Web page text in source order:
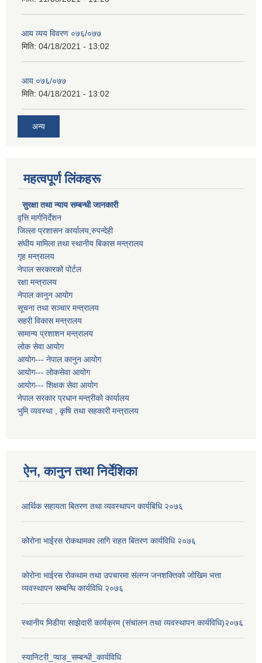
आय व्यय विवरण ०७६/०७७
मिति: 04/18/2021 - 13:02
आय ०७६/०७७
मिति: 04/18/2021 - 13:02
अन्य
महत्वपूर्ण लिंकहरू
सुरक्षा तथा न्याय सम्बन्धी जानकारी
वृत्ति मार्गनिर्देशन
जिल्ला प्रशासन कार्यालय,रुपन्देही
संघीय मामिला तथा स्थानीय बिकास मन्त्रालय
गृह मन्त्रालय
नेपाल सरकारको पोर्टल
रक्षा मन्त्रालय
नेपाल कानुन आयोग
सूचना तथा सञ्चार मन्त्रालय
सहरी विकास मन्त्रालय
सामान्य प्रशाशन मन्त्रालय
लोक सेवा आयोग
आयोग--- नेपाल कानुन आयोग
आयोग--- लोकसेवा आयोग
आयोग--- शिक्षक सेवा आयोग
नेपाल सरकार प्रधान मन्त्रीको कार्यालय
भुमि व्यवस्था , कृषि तथा सहकारी मन्त्रालय
ऐन, कानुन तथा निर्देशिका
आर्थिक सहायता बितरण तथा व्यवस्थापन कार्यबिधि २०७६
कोरोना भाईरस रोकथामका लागि राहत बितरण कार्यविधि २०७६
कोरोना भाईरस रोकथाम तथा उपचारमा संलग्न जनशक्तिको जोखिम भत्ता
व्यवस्थापन सम्बन्धि कार्यविधि २०७६
स्थानीय मिडीया साझेदारी कार्यक्रम (संचालन तथा व्यवस्थापन कार्यविधि)२०७६
स्यानिटरी_प्याड_सम्बन्धी_कार्यविधि